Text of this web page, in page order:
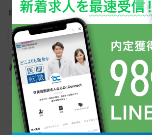
職種
医師
希望勤務形態
常勤
非常勤